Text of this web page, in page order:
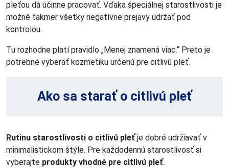
pleťou dá účinne pracovať. Vďaka špeciálnej starostlivosti je
možné takmer všetky negatívne prejavy udržať pod
kontrolou.
Tu rozhodne platí pravidlo „Menej znamená viac.“ Preto je
potrebné vyberať kozmetiku určenú pre citlivú pleť.
Ako sa starať o citlivú pleť
Rutinu starostlivosti o citlivú pleťje dobré udržiavať v
minimalistickom štýle. Pre každodennú starostlivosť si
vyberajte produkty vhodné pre citlivú pleť.